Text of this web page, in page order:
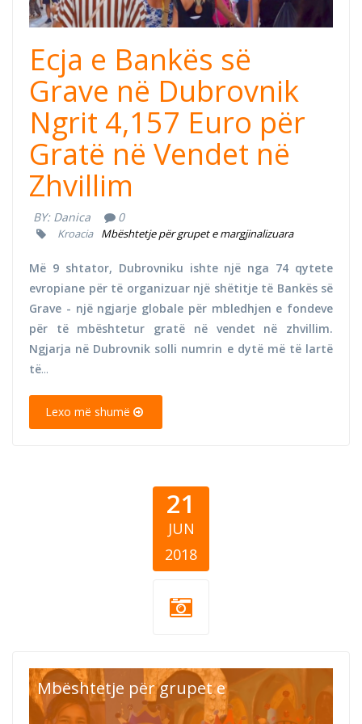
Ecja e Bankës së
Grave në Dubrovnik
Ngrit 4,157 Euro për
Gratë në Vendet në
Zhvillim
BY: Danica 0
Kroacia Mbështetje për grupet e margjinalizuara
Më 9 shtator, Dubrovniku ishte një nga 74 qytete
evropiane për të organizuar një shëtitje të Bankës së
Grave - një ngjarje globale për mbledhjen e fondeve
për të mbështetur gratë në vendet në zhvillim.
Ngjarja në Dubrovnik solli numrin e dytë më të lartë
të...
Lexo më shumë
21
JUN
2018
SOS Children's
Mbështetje për grupet e